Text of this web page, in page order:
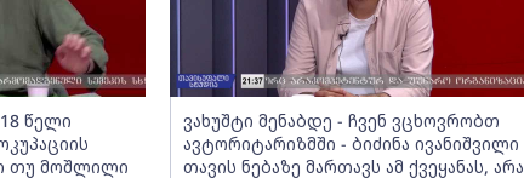
წელი
თუ მოშლილი
ვახუშტი მენაბდე - ჩვენ ვცხოვრობთ
ავტორიტარიზმში - ბიძინა ივანიშვილი
თავის ნებაზე მართავს ამ ქვეყანას, არა